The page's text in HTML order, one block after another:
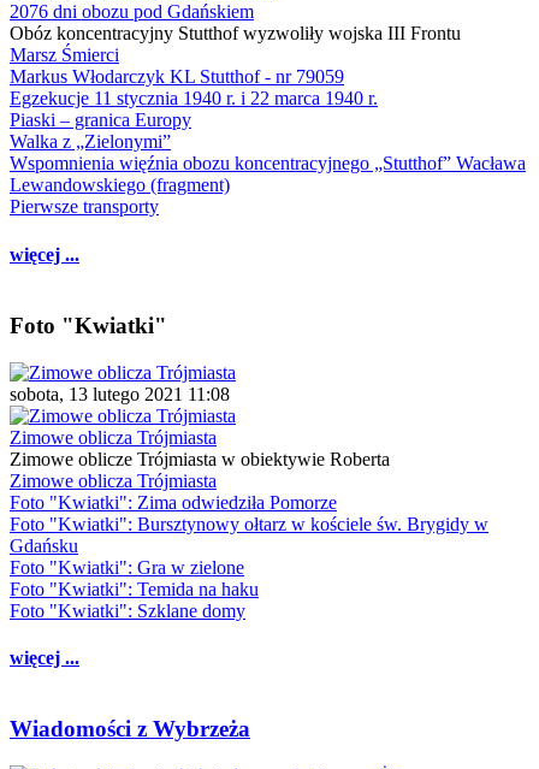
2076 dni obozu pod Gdańskiem
Obóz koncentracyjny Stutthof wyzwoliły wojska III Frontu
Marsz Śmierci
Markus Włodarczyk KL Stutthof - nr 79059
Egzekucje 11 stycznia 1940 r. i 22 marca 1940 r.
Piaski – granica Europy
Walka z „Zielonymi”
Wspomnienia więźnia obozu koncentracyjnego „Stutthof” Wacława
Lewandowskiego (fragment)
Pierwsze transporty
więcej ...
Foto "Kwiatki"
sobota, 13 lutego 2021 11:08
Zimowe oblicza Trójmiasta
Zimowe oblicze Trójmiasta w obiektywie Roberta
Zimowe oblicza Trójmiasta
Foto "Kwiatki": Zima odwiedziła Pomorze
Foto "Kwiatki": Bursztynowy ołtarz w kościele św. Brygidy w
Gdańsku
Foto "Kwiatki": Gra w zielone
Foto "Kwiatki": Temida na haku
Foto "Kwiatki": Szklane domy
więcej ...
Wiadomości z Wybrzeża